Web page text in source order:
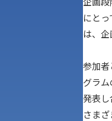
にと
は、
参加
グラ
発表
さま